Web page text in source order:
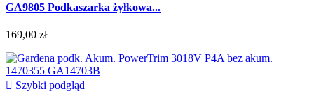
GA9805 Podkaszarka żyłkowa...
169,00 zł
 Szybki podgląd